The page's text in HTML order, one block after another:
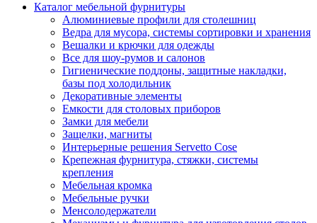
Каталог мебельной фурнитуры
Алюминиевые профили для столешниц
Ведра для мусора, системы сортировки и хранения
Вешалки и крючки для одежды
Все для шоу-румов и салонов
Гигиенические поддоны, защитные накладки,
базы под холодильник
Декоративные элементы
Емкости для столовых приборов
Замки для мебели
Защелки, магниты
Интерьерные решения Servetto Cose
Крепежная фурнитура, стяжки, системы
крепления
Мебельная кромка
Мебельные ручки
Менсолодержатели